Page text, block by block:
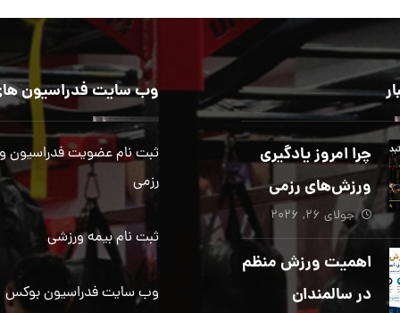
چرا امروز یادگیری
ورزش‌های رزمی
بیش از هر زمان
دیگری ضروری
است؟
جولای ۲۶, ۲۰۲۶
اهمیت ورزش منظم
در سالمندان
وب سایت فدراسیون
ثبت نام عضویت فدراسیون
رزمی
ثبت نام بیمه ورزشی
وب سایت فدراسیون بوکس